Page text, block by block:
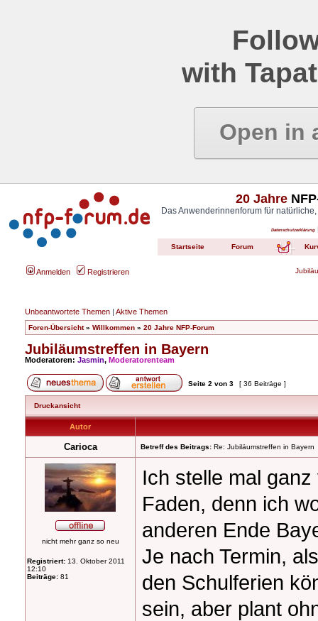
with
Open in
20 Jahre
Das Anwenderinnenforum für
Datenschutzerklärung
Startseite Forum
Anmelden Registrieren
Unbeantwortete Themen | Aktive Themen
Foren-Übersicht» Willkommen » 20 Jahre NFP-Forum
Jubiläumstreffen in Bayern
Moderatoren: Jasmin, Moderatorenteam
Seite 2 von 3 [ 36 Beiträge ]
Druckansicht
Autor
Carioca Betreff des Beitrags: Re: Jubiläumstreffen in Bayern
nicht mehr ganz so neu
Registriert: 13. Oktober 2011
12:10
Beiträge: 81
Ich stelle mal
Faden, denn ich
anderen Ende
Je nach Termin,
den Schulferien
sein, aber plant